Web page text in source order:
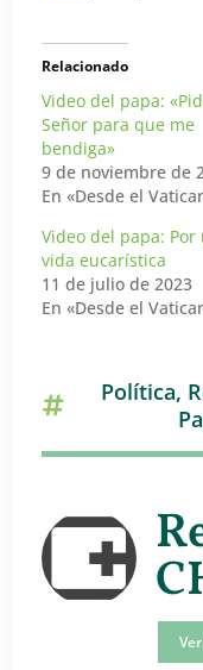
Relacionado
Video del papa:
Señor para que me
bendiga»
9 de noviembre de
En «Desde el
Video del papa: Por
vida eucarística
11 de julio de 2023
En «Desde el
Política,